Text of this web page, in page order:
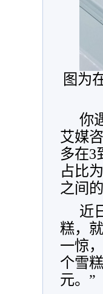
图为
你
艾媒
多在3
占比
之间
近
糕，
一惊
个雪
元。”